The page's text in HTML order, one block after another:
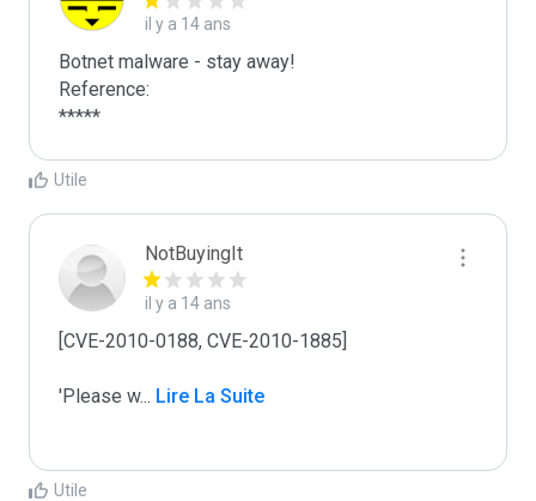
il y a 14 ans
Botnet malware - stay away!
Reference:
*****
Utile
NotBuyingIt
il y a 14 ans
[CVE-2010-0188, CVE-2010-1885]
'Please w... Lire La Suite
Utile